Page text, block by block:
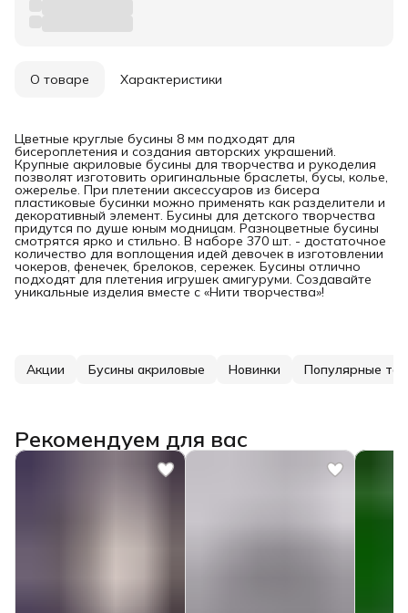
О товаре Характеристики
Цветные круглые бусины 8 мм подходят для
бисероплетения и создания авторских украшений.
Крупные акриловые бусины для творчества и рукоделия
позволят изготовить оригинальные браслеты, бусы, колье,
ожерелье. При плетении аксессуаров из бисера
пластиковые бусинки можно применять как разделители и
декоративный элемент. Бусины для детского творчества
придутся по душе юным модницам. Разноцветные бусины
смотрятся ярко и стильно. В наборе 370 шт. - достаточное
количество для воплощения идей девочек в изготовлении
чокеров, фенечек, брелоков, сережек. Бусины отлично
подходят для плетения игрушек амигуруми. Создавайте
уникальные изделия вместе с «Нити творчества»!
Акции Бусины акриловые Новинки Популярные
Рекомендуем для вас